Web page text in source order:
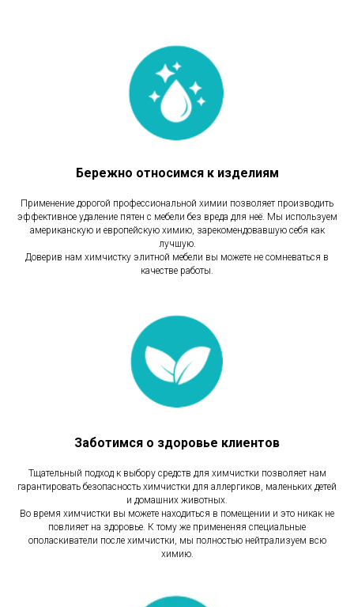
Бережно относимся к изделиям
Применение дорогой профессиональной химии позволяет производить
эффективное удаление пятен с мебели без вреда для неё. Мы используем
американскую и европейскую химию, зарекомендовавшую себя как
лучшую.
Доверив нам химчистку элитной мебели вы можете не сомневаться в
качестве работы.
Заботимся о здоровье клиентов
Тщательный подход к выбору средств для химчистки позволяет нам
гарантировать безопасность химчистки для аллергиков, маленьких детей
и домашних животных.
Во время химчистки вы можете находиться в помещении и это никак не
повлияет на здоровье. К тому же примененяя специальные
ополаскиватели после химчистки, мы полностью нейтрализуем всю
химию.